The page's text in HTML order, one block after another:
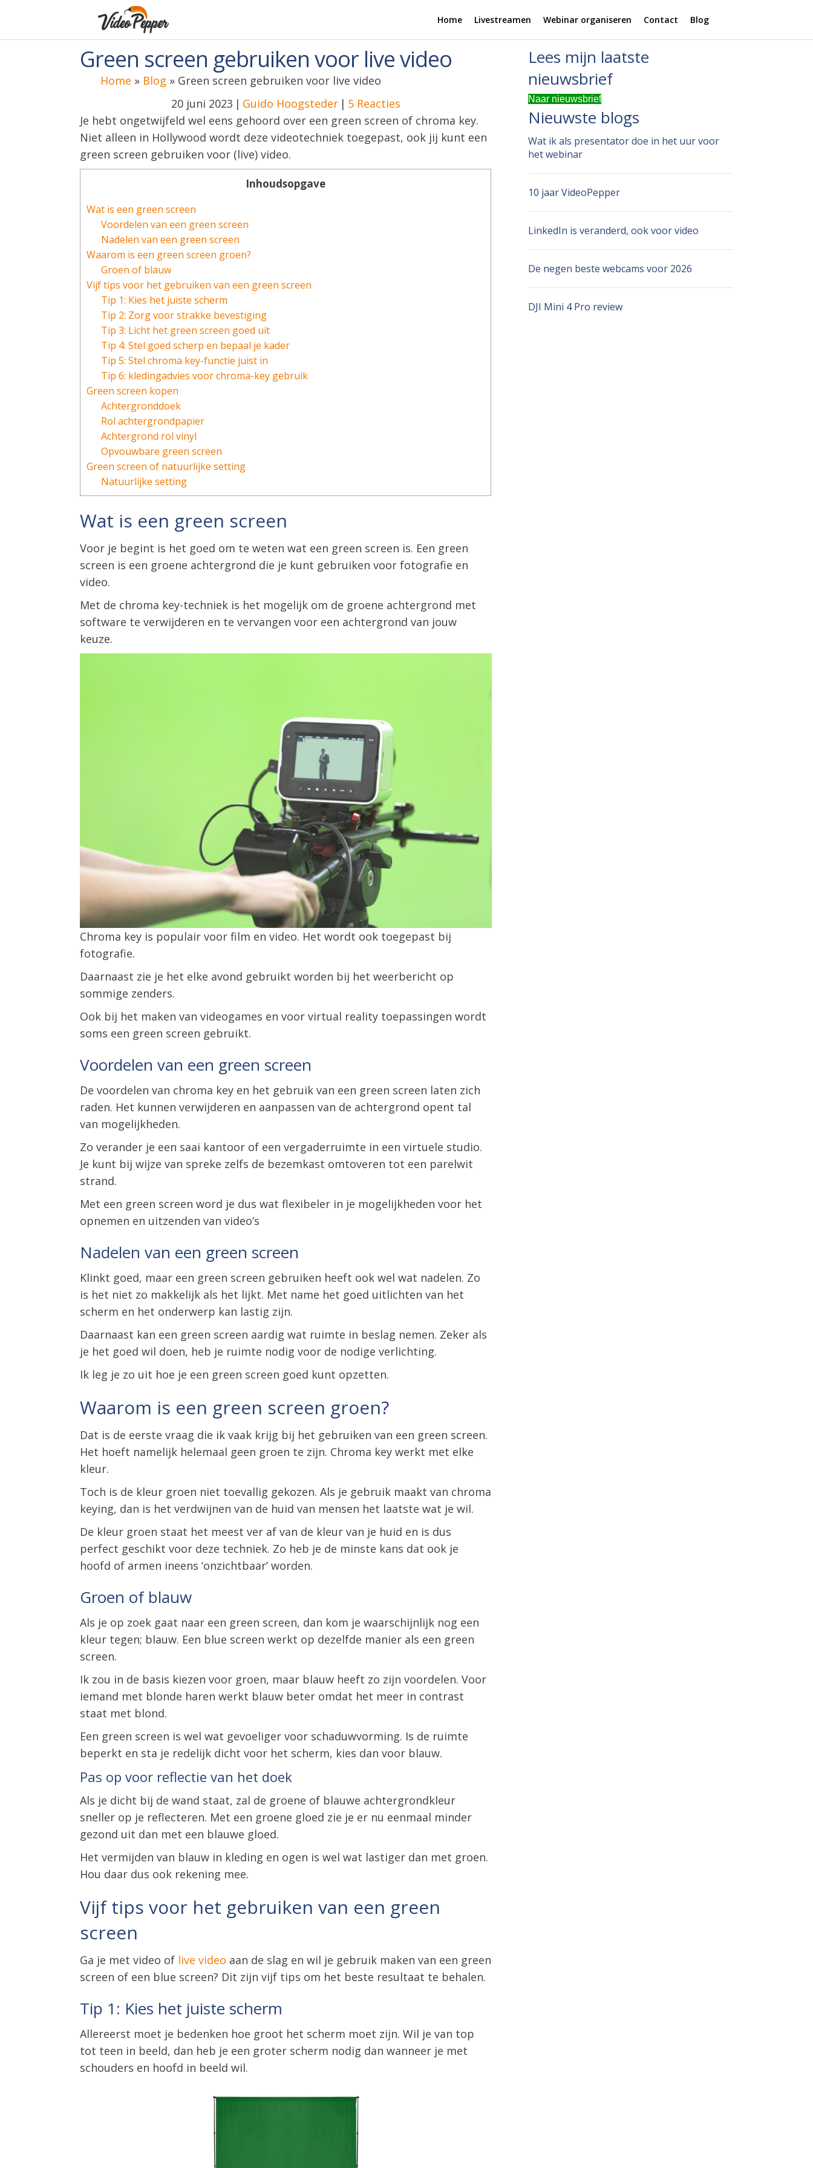
Home Livestreamen Webinar organiseren Contact Blog
Green screen gebruiken voor live video
Home » Blog » Green screen gebruiken voor live video
20 juni 2023 | Guido Hoogsteder | 5 Reacties
Je hebt ongetwijfeld wel eens gehoord over een green screen of chroma key.
Niet alleen in Hollywood wordt deze videotechniek toegepast, ook jij kunt een
green screen gebruiken voor (live) video.
Inhoudsopgave
Wat is een green screen
Voordelen van een green screen
Nadelen van een green screen
Waarom is een green screen groen?
Groen of blauw
Vijf tips voor het gebruiken van een green screen
Tip 1: Kies het juiste scherm
Tip 2: Zorg voor strakke bevestiging
Tip 3: Licht het green screen goed uit
Tip 4: Stel goed scherp en bepaal je kader
Tip 5: Stel chroma key-functie juist in
Tip 6: kledingadvies voor chroma-key gebruik
Green screen kopen
Achtergronddoek
Rol achtergrondpapier
Achtergrond rol vinyl
Opvouwbare green screen
Green screen of natuurlijke setting
Natuurlijke setting
Wat is een green screen
Voor je begint is het goed om te weten wat een green screen is. Een green
screen is een groene achtergrond die je kunt gebruiken voor fotografie en
video.
Met de chroma key-techniek is het mogelijk om de groene achtergrond met
software te verwijderen en te vervangen voor een achtergrond van jouw
keuze.
Chroma key is populair voor film en video. Het wordt ook toegepast bij
fotografie.
Daarnaast zie je het elke avond gebruikt worden bij het weerbericht op
sommige zenders.
Ook bij het maken van videogames en voor virtual reality toepassingen wordt
soms een green screen gebruikt.
Voordelen van een green screen
De voordelen van chroma key en het gebruik van een green screen laten zich
raden. Het kunnen verwijderen en aanpassen van de achtergrond opent tal
van mogelijkheden.
Zo verander je een saai kantoor of een vergaderruimte in een virtuele studio.
Je kunt bij wijze van spreke zelfs de bezemkast omtoveren tot een parelwit
strand.
Met een green screen word je dus wat flexibeler in je mogelijkheden voor het
opnemen en uitzenden van video’s
Nadelen van een green screen
Klinkt goed, maar een green screen gebruiken heeft ook wel wat nadelen. Zo
is het niet zo makkelijk als het lijkt. Met name het goed uitlichten van het
scherm en het onderwerp kan lastig zijn.
Daarnaast kan een green screen aardig wat ruimte in beslag nemen. Zeker als
je het goed wil doen, heb je ruimte nodig voor de nodige verlichting.
Ik leg je zo uit hoe je een green screen goed kunt opzetten.
Waarom is een green screen groen?
Dat is de eerste vraag die ik vaak krijg bij het gebruiken van een green screen.
Het hoeft namelijk helemaal geen groen te zijn. Chroma key werkt met elke
kleur.
Toch is de kleur groen niet toevallig gekozen. Als je gebruik maakt van chroma
keying, dan is het verdwijnen van de huid van mensen het laatste wat je wil.
De kleur groen staat het meest ver af van de kleur van je huid en is dus
perfect geschikt voor deze techniek. Zo heb je de minste kans dat ook je
hoofd of armen ineens ‘onzichtbaar’ worden.
Groen of blauw
Als je op zoek gaat naar een green screen, dan kom je waarschijnlijk nog een
kleur tegen; blauw. Een blue screen werkt op dezelfde manier als een green
screen.
Ik zou in de basis kiezen voor groen, maar blauw heeft zo zijn voordelen. Voor
iemand met blonde haren werkt blauw beter omdat het meer in contrast
staat met blond.
Een green screen is wel wat gevoeliger voor schaduwvorming. Is de ruimte
beperkt en sta je redelijk dicht voor het scherm, kies dan voor blauw.
Pas op voor reflectie van het doek
Als je dicht bij de wand staat, zal de groene of blauwe achtergrondkleur
sneller op je reflecteren. Met een groene gloed zie je er nu eenmaal minder
gezond uit dan met een blauwe gloed.
Het vermijden van blauw in kleding en ogen is wel wat lastiger dan met groen.
Hou daar dus ook rekening mee.
Vijf tips voor het gebruiken van een green
screen
Ga je met video of live video aan de slag en wil je gebruik maken van een green
screen of een blue screen? Dit zijn vijf tips om het beste resultaat te behalen.
Tip 1: Kies het juiste scherm
Allereerst moet je bedenken hoe groot het scherm moet zijn. Wil je van top
tot teen in beeld, dan heb je een groter scherm nodig dan wanneer je met
schouders en hoofd in beeld wil.
Lees mijn laatste
nieuwsbrief
Naar nieuwsbrief
Nieuwste blogs
Wat ik als presentator doe in het uur voor
het webinar
10 jaar VideoPepper
LinkedIn is veranderd, ook voor video
De negen beste webcams voor 2026
DJI Mini 4 Pro review